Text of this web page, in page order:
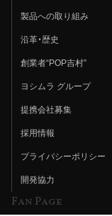
製品への取り組み
沿革・歴史
創業者“POP吉村”
ヨシムラ グループ
提携会社募集
採用情報
プライバシーポリシー
開発協力
Fan Page